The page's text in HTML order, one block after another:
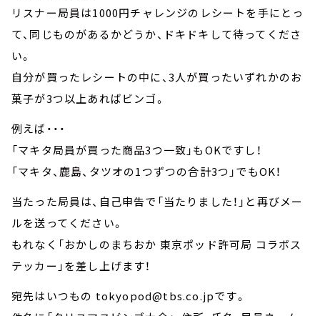
リスナー局員は1000円チャレンジのレシートを手にとっ
て、同じものがあるかどうか、ドキドキして待ってくださ
い。
自分が買ったレシートの中に、3人が買ったいずれかのお
菓子が3つ以上あればビンゴ。
例えば・・・
「マキタ局員が買った商品3つ一致」もOKですし！
「マキタ、鹿島、タツオの1つずつの合計3つ」でもOK！
当たった局員は、自己申告で「当たりました！」と再びメー
ルを送ってください。
もれなく「おかしのまちおか 東京ポッド許可局 コラボス
テッカー」を差し上げます！
宛先はいつもの tokyopod@tbs.co.jpです。